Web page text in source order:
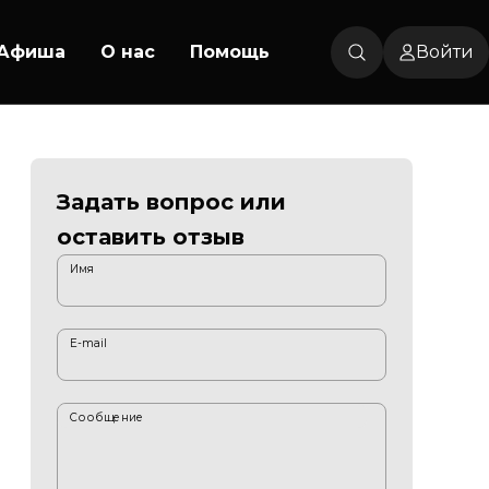
О нас Помощь Войти
Задать вопрос или
оставить отзыв
Имя
E-mail
Сообщение